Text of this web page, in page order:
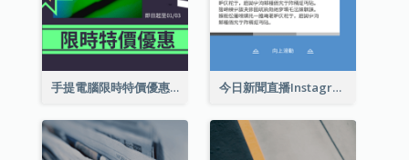
手提電腦限時特價優惠Instagram限時動態 今日新聞直播Instagram限時動態